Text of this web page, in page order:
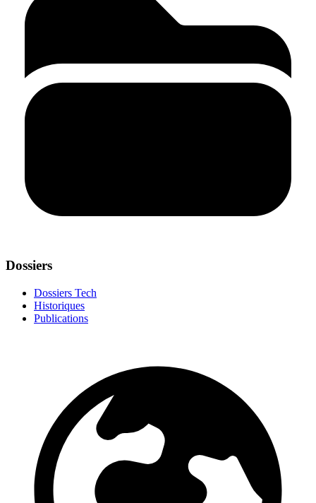
Dossiers
Dossiers Tech
Historiques
Publications